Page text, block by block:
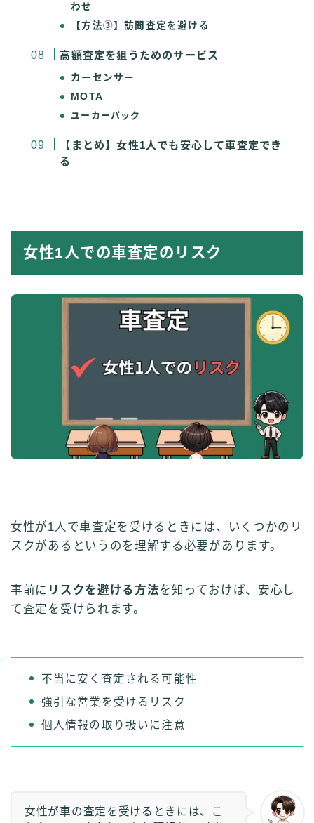
わせ
【方法③】訪問査定を避ける
高額査定を狙うためのサービス
カーセンサー
MOTA
ユーカーパック
【まとめ】女性1人でも安心して車査定でき
る
女性1人での車査定のリスク
女性が1人で車査定を受けるときには、いくつかのリ
スクがあるというのを理解する必要があります。
事前に リスクを避ける方法を知っておけば、安心し
て査定を受けられます。
不当に安く査定される可能性
強引な営業を受けるリスク
個人情報の取り扱いに注意
女性が車の査定を受けるときには、こ